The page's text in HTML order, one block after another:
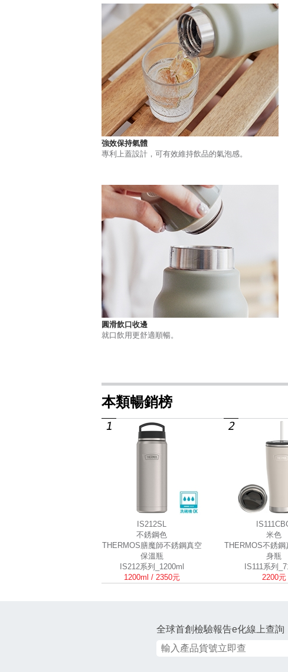
強效保持氣體
專利上蓋設計，可有效維持飲品的氣泡感。
圓滑飲口收邊
就口飲用更舒適順暢。
本類暢銷榜
IS212SL
不銹鋼色
THERMOS膳魔師不銹鋼真空
保溫瓶
IS212系列_1200ml
1200ml / 2350元
米色
THERMOS不銹鋼
身瓶
IS111系列
2200元
全球首創檢驗報告e化線上查詢